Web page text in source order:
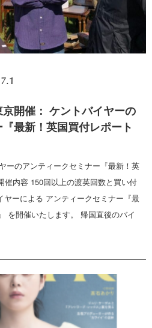
京開催： ケントバイヤーの
最新！英国買付レポート
ーのアンティークセミナー『最新！英
内容 150回以上の渡英回数と買い付
ヤーによる アンティークセミナー『最
を開催いたします。 帰国直後のバイ